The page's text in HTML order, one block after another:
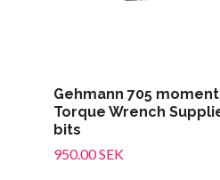
Gehmann 705
Torque Wrench
bits
950.00 SEK